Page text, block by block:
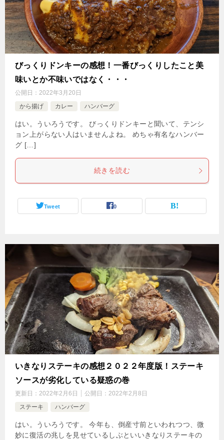
びっくりドンキーの感想！一番びっくりしたこと美
味いとか不味いではなく・・・
公開日： 2022年3月20日
から揚げ
カレー ハンバーグ
はい。ういろうです。 びっくりドンキーと聞いて、テンシ
ョン上がらない人はいませんよね。 めちゃ有名なハンバー
グ […]
続きを読む
Tweet 0
いきなりステーキの感想２０２２年度版！ステーキ
ソースが劣化している疑惑の巻
更新日： 2022年2月6日 公開日： 2022年2月8日
ステーキ
ハンバーグ
はい。ういろうです。 今年も、倒産寸前といわれつつ、微
妙に復活の兆しを見せているしぶといいきなりステーキの